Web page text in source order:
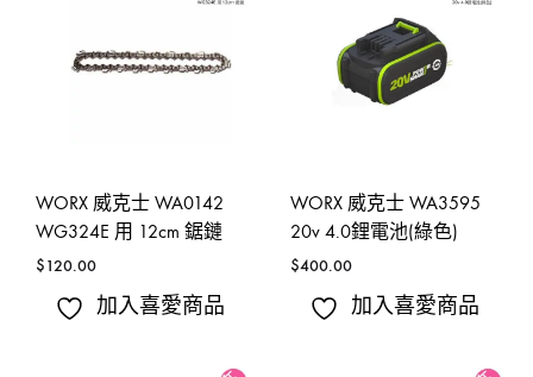
WORX 威克士 WA0142
WG324E 用 12cm 鋸鏈
$120.00
加入喜愛商品
WORX 威克士 WA3595
20v 4.0鋰電池(綠色)
$400.00
加入喜愛商品